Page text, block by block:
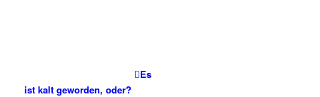
Es
ist kalt geworden, oder?